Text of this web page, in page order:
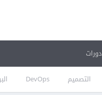
التصميم DevOps
دورات